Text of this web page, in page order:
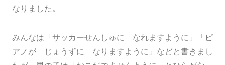
なりました。
みんなは「サッカーせんしゅに なれますように」「ピ
アノが じょうずに なりますように」などと書きまし